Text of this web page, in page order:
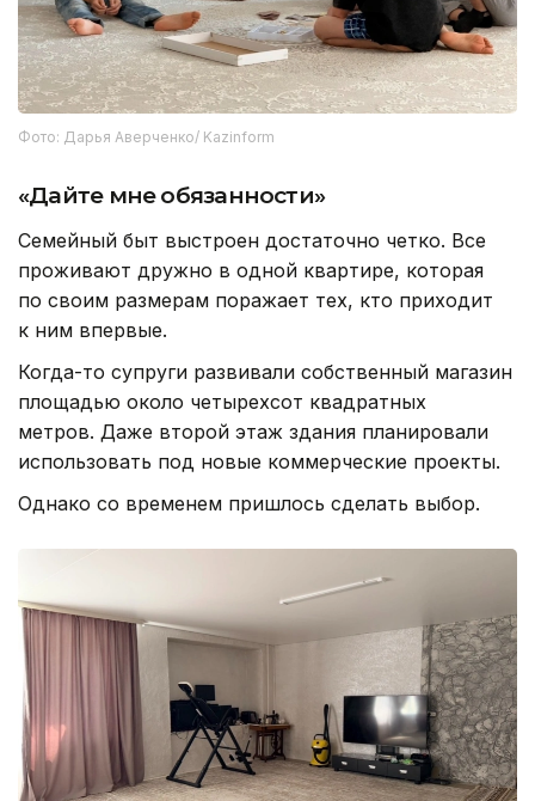
Фото: Дарья Аверченко/ Kazinform
«Дайте мне обязанности»
Семейный быт выстроен достаточно четко. Все
проживают дружно в одной квартире, которая
по своим размерам поражает тех, кто приходит
к ним впервые.
Когда-то супруги развивали собственный магазин
площадью около четырехсот квадратных
метров. Даже второй этаж здания планировали
использовать под новые коммерческие проекты.
Однако со временем пришлось сделать выбор.